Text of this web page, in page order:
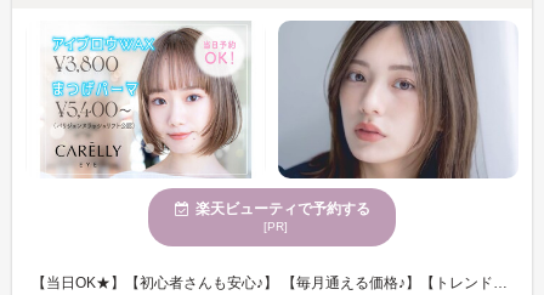
楽天ビューティで予約する
[PR]